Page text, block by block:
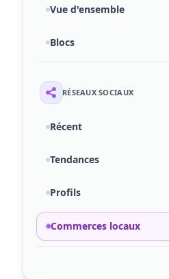
Vue d'ensemble
Blocs
RÉSEAUX SOCIAUX
Récent
Tendances
Profils
Commerces locaux